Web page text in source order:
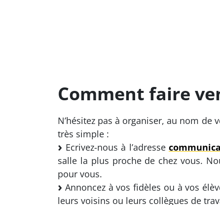
Comment faire
N’hésitez pas à organiser, au nom de
très simple :
Ecrivez-nous à l’adresse
salle la plus proche de chez vous.
pour vous.
Annoncez à vos fidèles ou à vos
leurs voisins ou leurs collègues de